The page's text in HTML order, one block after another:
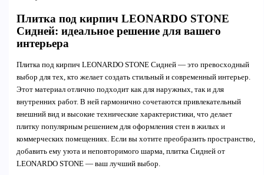
Плитка под кирпич LEONARDO STONE
Сидней: идеальное решение для вашего
интерьера
Плитка под кирпич LEONARDO STONE Сидней — это превосходный
выбор для тех, кто желает создать стильный и современный интерьер.
Этот материал отлично подходит как для наружных, так и для
внутренних работ. В ней гармонично сочетаются привлекательный
внешний вид и высокие технические характеристики, что делает
плитку популярным решением для оформления стен в жилых и
коммерческих помещениях. Если вы хотите преобразить пространство,
добавить ему уюта и неповторимого шарма, плитка Сидней от
LEONARDO STONE — ваш лучший выбор.